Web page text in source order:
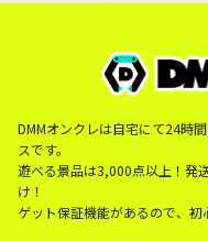
DMMオンクレは自宅にて24時
スです。
遊べる景品は3,000点以上！発
け！
ゲット保証機能があるので、初